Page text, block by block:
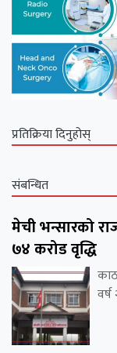
प्रतिक्रिया दिनुहोस्
संबन्धित
मेची भन्सारको
७४ करोड वृद्धि